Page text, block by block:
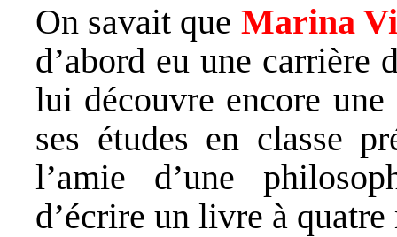
On savait que Marina
d’abord eu une carrière
lui découvre encore
ses études en classe
l’amie d’une
d’écrire un livre à quatre